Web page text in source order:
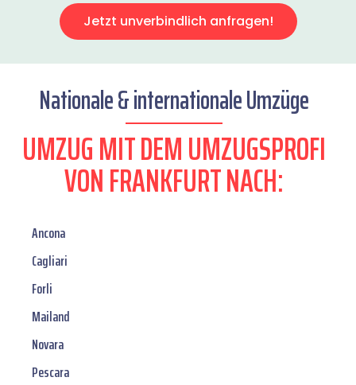
Jetzt unverbindlich anfragen!
Nationale & internationale Umzüge
UMZUG MIT DEM UMZUGSPROFI
VON FRANKFURT NACH:
Ancona
Cagliari
Forli
Mailand
Novara
Pescara